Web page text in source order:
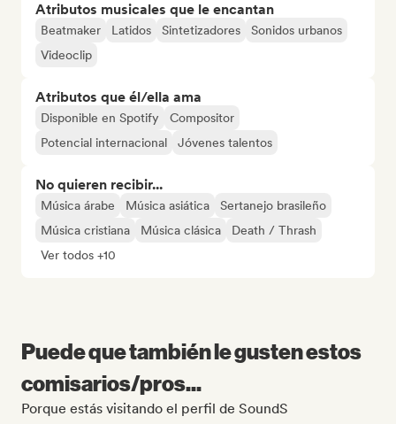
Atributos musicales que le encantan
Beatmaker Latidos Sintetizadores
Sonidos urbanos
Videoclip
Atributos que él/ella ama
Disponible en Spotify
Compositor
Potencial internacional
Jóvenes talentos
No quieren recibir...
Música árabe Música asiática
Sertanejo brasileño
Música cristiana
Música clásica
Death / Thrash
Ver todos +10
Puede que también le gusten estos
comisarios/pros...
Porque estás visitando el perfil de SoundS